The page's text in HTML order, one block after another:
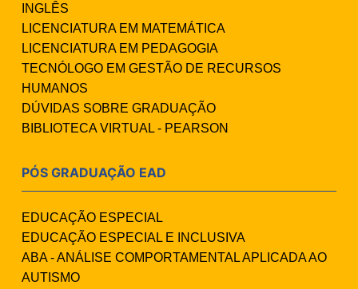
INGLÊS
LICENCIATURA EM MATEMÁTICA
LICENCIATURA EM PEDAGOGIA
TECNÓLOGO EM GESTÃO DE RECURSOS
HUMANOS
DÚVIDAS SOBRE GRADUAÇÃO
BIBLIOTECA VIRTUAL - PEARSON
PÓS GRADUAÇÃO EAD
EDUCAÇÃO ESPECIAL
EDUCAÇÃO ESPECIAL E INCLUSIVA
ABA - ANÁLISE COMPORTAMENTAL APLICADA AO
AUTISMO